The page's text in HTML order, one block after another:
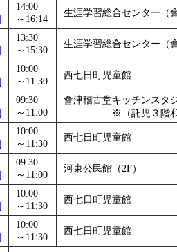
14:00
～16:14
生涯学習総合センター（
13:30
～15:30
生涯学習総合センター（
10:00
～11:30
西七日町児童館
09:30
～11:00
會津稽古堂キッチンスタ
※（託児３階和室
10:00
～11:30
西七日町児童館
09:30
～11:00
河東公民館（2F）
10:00
～11:30
西七日町児童館
10:00
～11:30
西七日町児童館